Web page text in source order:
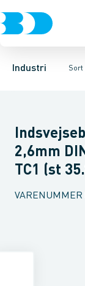
Industri Sort
VentilerRustfrit
Sorte rør Sorte
Bøjninger T-
2,6mm
TC1 (st
VARENUMMER